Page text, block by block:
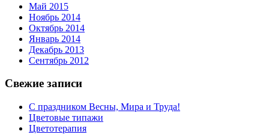
Май 2015
Ноябрь 2014
Октябрь 2014
Январь 2014
Декабрь 2013
Сентябрь 2012
Свежие записи
С праздником Весны, Мира и Труда!
Цветовые типажи
Цветотерапия